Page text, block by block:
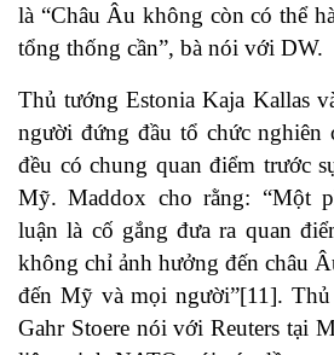
là “Châu Âu không còn có thể
tổng thống cần”, bà nói với DW.
Thủ tướng Estonia Kaja Kallas
người đứng đầu tổ chức nghiên
đều có chung quan điểm trước
Mỹ. Maddox cho rằng: “Một
luận là cố gắng đưa ra quan
không chỉ ảnh hưởng đến châu
đến Mỹ và mọi người”[11].
Gahr Stoere nói với Reuters tại